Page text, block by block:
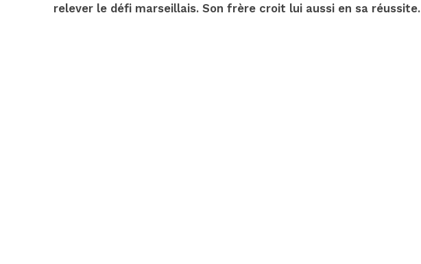
relever le défi marseillais. Son frère croit lui aussi en sa réussite.